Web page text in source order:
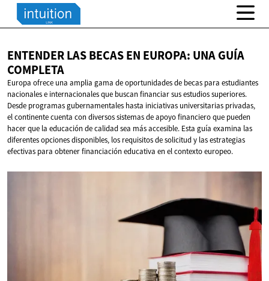
ENTENDER LAS BECAS EN EUROPA: UNAGUÍA
COMPLETA
Europa ofrece una amplia gama de oportunidades de becas para estudiantes
nacionales e internacionales que buscan financiar sus estudios superiores.
Desde programas gubernamentales hasta iniciativas universitarias privadas,
el continente cuenta con diversos sistemas de apoyo financiero que pueden
hacer que la educación de calidad sea más accesible. Esta guía examina las
diferentes opciones disponibles, los requisitos de solicitud y las estrategias
efectivas para obtener financiación educativa en el contexto europeo.